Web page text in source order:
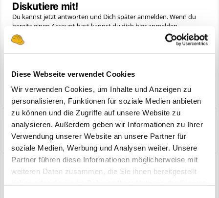
Diese Webseite verwendet Cookies
Wir verwenden Cookies, um Inhalte und Anzeigen zu
personalisieren, Funktionen für soziale Medien anbieten
zu können und die Zugriffe auf unsere Website zu
analysieren. Außerdem geben wir Informationen zu Ihrer
Verwendung unserer Website an unsere Partner für
soziale Medien, Werbung und Analysen weiter. Unsere
Partner führen diese Informationen möglicherweise mit
weiteren Daten zusammen, die Sie ihnen bereitgestellt
Diskutiere mit!
Du kannst jetzt antworten und Dich später anmelden. Wenn du
bereits einen Account hast kannst du dich hier anmelden
Note:
Your post will require moderator approval before it will be
visible.
Share Folgen diesem Inhalt
Zur Themenübersicht